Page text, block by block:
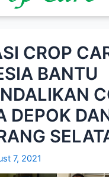
CROP
BANTU
DEPOK
7, 2021